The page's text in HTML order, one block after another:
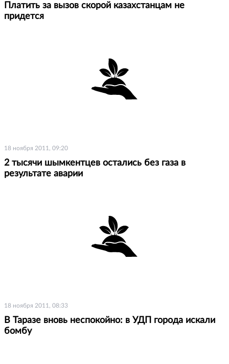
Платить за вызов скорой казахстанцам не
придется
18 ноября 2011, 09:20
2 тысячи шымкентцев остались без газа в
результате аварии
18 ноября 2011, 08:33
В Таразе вновь неспокойно: в УДП города искали
бомбу